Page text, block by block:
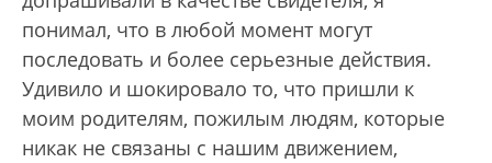
понимал, что в любой момент могут
последовать и более серьезные действия.
Удивило и шокировало то, что пришли к
моим родителям, пожилым людям, которые
никак не связаны с нашим движением,